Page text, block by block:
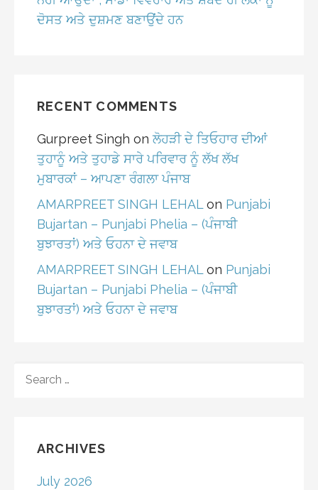
ਦੋਸਤ ਅਤੇ ਦੁਸ਼ਮਣ ਬਣਾਉਂਦੇ ਹਨ
RECENT COMMENTS
Gurpreet Singh on ਲੋਹੜੀ ਦੇ ਤਿਓਹਾਰ ਦੀਆਂ
ਤੁਹਾਨੂੰ ਅਤੇ ਤੁਹਾਡੇ ਸਾਰੇ ਪਰਿਵਾਰ ਨੂੰ ਲੱਖ ਲੱਖ
ਮੁਬਾਰਕਾਂ – ਆਪਣਾ ਰੰਗਲਾ ਪੰਜਾਬ
AMARPREET SINGH LEHALon Punjabi
Bujartan – Punjabi Phelia – (ਪੰਜਾਬੀ
ਬੁਝਾਰਤਾਂ) ਅਤੇ ਓਹਨਾ ਦੇ ਜਵਾਬ
AMARPREET SINGH LEHALon Punjabi
Bujartan – Punjabi Phelia – (ਪੰਜਾਬੀ
ਬੁਝਾਰਤਾਂ) ਅਤੇ ਓਹਨਾ ਦੇ ਜਵਾਬ
FOR:
ARCHIVES
July 2026